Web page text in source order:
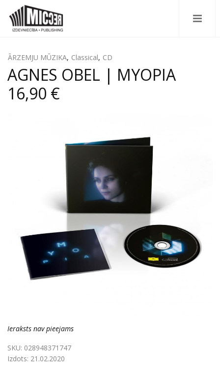
ĀRZEMJU MŪZIKA, Classical, CD
AGNES OBEL | MYOPIA
16,90 €
Ieraksts nav pieejams
SKU: 028948371747
Izdots: 21.02.2020